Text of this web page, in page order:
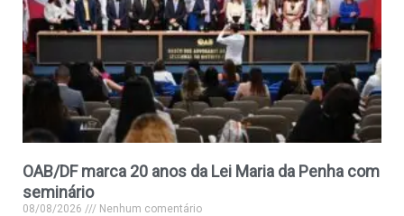
OAB/DF marca 20 anos da Lei Maria da Penha com
seminário
08/08/2026 Nenhum comentário